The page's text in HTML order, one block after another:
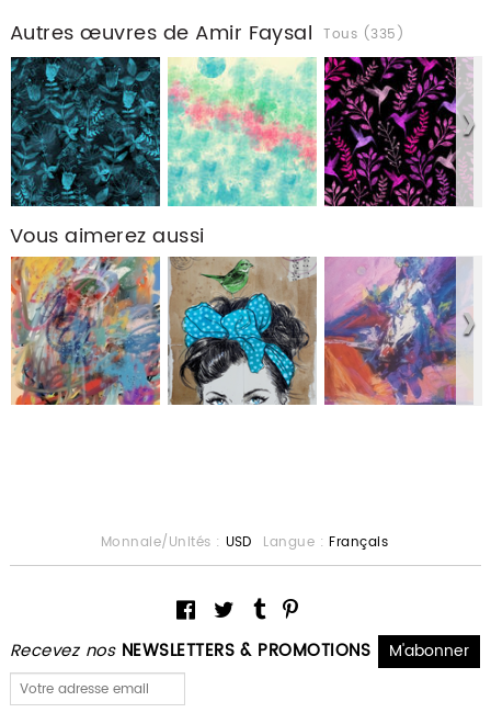
Autres œuvres de Amir Faysal Tous (335)
Vous aimerez aussi
Recevez nos NEWSLETTERS & PROMOTIONS
Monnaie/Unités : USD Langue : Français